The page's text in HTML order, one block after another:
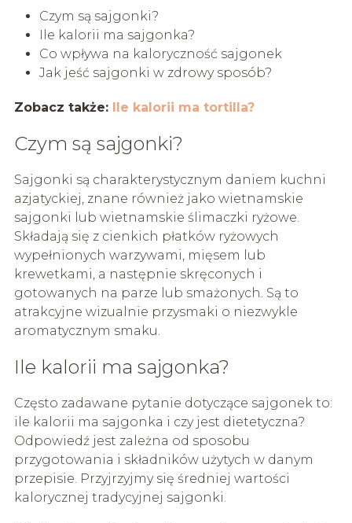
Czym są sajgonki?
Ile kalorii ma sajgonka?
Co wpływa na kaloryczność sajgonek
Jak jeść sajgonki w zdrowy sposób?
Zobacz także: Ile kalorii ma tortilla?
Czym są sajgonki?
Sajgonki są charakterystycznym daniem kuchni
azjatyckiej, znane również jako wietnamskie
sajgonki lub wietnamskie ślimaczki ryżowe.
Składają się z cienkich płatków ryżowych
wypełnionych warzywami, mięsem lub
krewetkami, a następnie skręconych i
gotowanych na parze lub smażonych. Są to
atrakcyjne wizualnie przysmaki o niezwykle
aromatycznym smaku.
Ile kalorii ma sajgonka?
Często zadawane pytanie dotyczące sajgonek to:
ile kalorii ma sajgonka i czy jest dietetyczna?
Odpowiedź jest zależna od sposobu
przygotowania i składników użytych w danym
przepisie. Przyjrzyjmy się średniej wartości
kalorycznej tradycyjnej sajgonki.